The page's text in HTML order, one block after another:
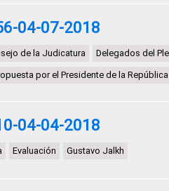
04-07-2018
de la Judicatura Delegados del
por el Presidente de la República
04-04-2018
Evaluación Gustavo Jalkh